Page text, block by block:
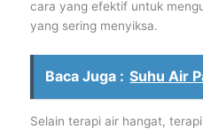
cara yang efektif untuk
yang sering menyiksa.
Baca Juga : Suhu Air
Selain terapi air hangat,